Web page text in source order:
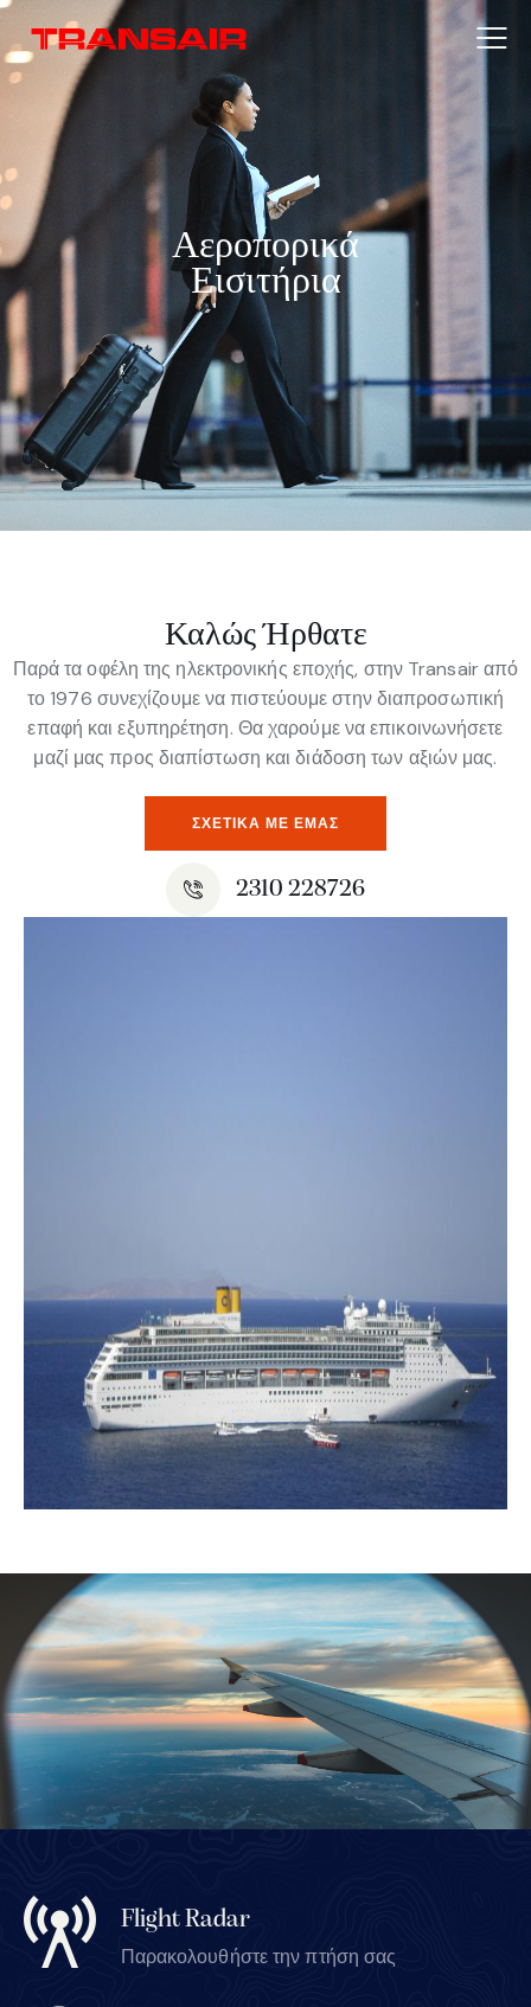
Αεροπορικά
Εισιτήρια
Καλώς Ήρθατε
Παρά τα οφέλη της ηλεκτρονικής εποχής, στην Transair από
το 1976 συνεχίζουμε να πιστεύουμε στην διαπροσωπική
επαφή και εξυπηρέτηση. Θα χαρούμε να επικοινωνήσετε
μαζί μας προς διαπίστωση και διάδοση των αξιών μας.
ΣΧΕΤΙΚΆ ΜΕ ΕΜΆΣ
2310 228726
Flight Radar
Παρακολουθήστε την πτήση σας